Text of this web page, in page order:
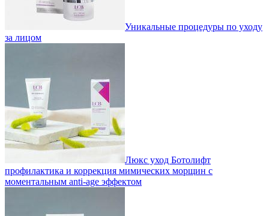
Уникальные процедуры по уходу
за лицом
Люкс уход Ботолифт
профилактика и коррекция мимических морщин с
моментальным anti-age эффектом